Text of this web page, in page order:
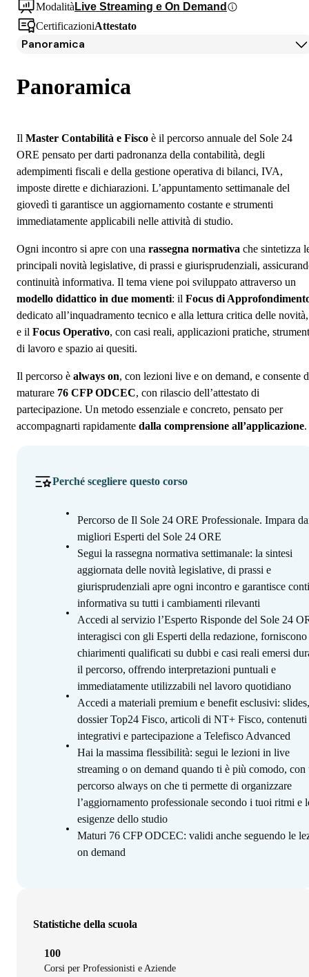
Modalità Live Streaming e On Demand
CertificazioniAttestato
Panoramica
Iscrizione
Panoramica
Il Master Contabilità e Fisco è il percorso annuale del Sole 24
ORE pensato per darti padronanza della contabilità, degli
adempimenti fiscali e della gestione operativa di bilanci, IVA,
imposte dirette e dichiarazioni. L’appuntamento settimanale del
giovedì ti garantisce un aggiornamento costante e strumenti
immediatamente applicabili nelle attività di studio.
Ogni incontro si apre con una rassegna normativa che sintetizza
principali novità legislative, di prassi e giurisprudenziali,
continuità informativa. Il tema viene poi sviluppato attraverso un
modello didattico in due momenti: il Focus di
dedicato all’inquadramento tecnico e alla lettura critica delle novità,
e il Focus Operativo, con casi reali, applicazioni pratiche,
di lavoro e spazio ai quesiti.
Il percorso è always on, con lezioni live e on demand, e consente
maturare 76 CFP ODCEC, con rilascio dell’attestato di
partecipazione. Un metodo essenziale e concreto, pensato per
accompagnarti rapidamente dalla comprensione all’applicazione.
Perché scegliere questo corso
Percorso de Il Sole 24 ORE Professionale. Impara
migliori Esperti del Sole 24 ORE
Segui la rassegna normativa settimanale: la sintesi
aggiornata delle novità legislative, di prassi e
giurisprudenziali apre ogni incontro e garantisce
informativa su tutti i cambiamenti rilevanti
Accedi al servizio l’Esperto Risponde del Sole 24
interagisci con gli Esperti della redazione, forniscono
chiarimenti qualificati su dubbi e casi reali emersi
il percorso, offrendo interpretazioni puntuali e
immediatamente utilizzabili nel lavoro quotidiano
Accedi a materiali premium e benefit esclusivi: slides,
dossier Top24 Fisco, articoli di NT+ Fisco, contenuti
integrativi e partecipazione a Telefisco Advanced
Hai la massima flessibilità: segui le lezioni in live
streaming o on demand quando ti è più comodo, con
percorso always on che ti permette di organizzare
l’aggiornamento professionale secondo i tuoi ritmi e
esigenze dello studio
Maturi 76 CFP ODCEC: validi anche seguendo le
on demand
Statistiche della scuola
100
Corsi per Professionisti e Aziende